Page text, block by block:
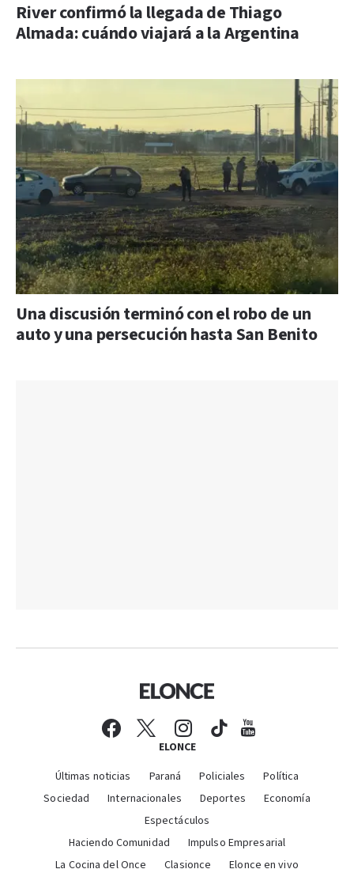
River confirmó la llegada de Thiago
Almada: cuándo viajará a la Argentina
Una discusión terminó con el robo de un
auto y una persecución hasta San Benito
ELONCE
Últimas noticias Paraná Policiales
Política
Sociedad
Internacionales Deportes
Economía
Espectáculos
Haciendo Comunidad
Impulso Empresarial
La Cocina del Once
Clasionce Elonce en vivo